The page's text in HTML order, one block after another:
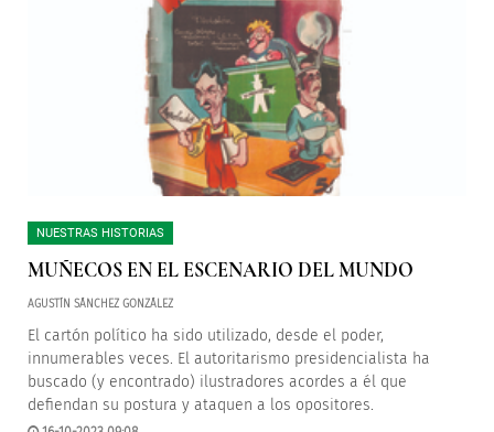
NUESTRAS HISTORIAS
MUÑECOS EN EL ESCENARIO DEL MUNDO
AGUSTÍN SÁNCHEZ GONZÁLEZ
El cartón político ha sido utilizado, desde el poder,
innumerables veces. El autoritarismo presidencialista ha
buscado (y encontrado) ilustradores acordes a él que
defiendan su postura y ataquen a los opositores.